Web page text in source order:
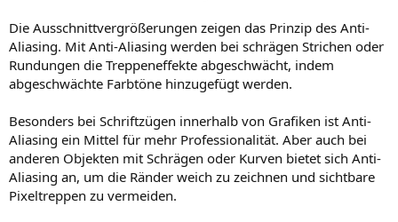
Die Ausschnittvergrößerungen zeigen das Prinzip des Anti-
Aliasing. Mit Anti-Aliasing werden bei schrägen Strichen oder
Rundungen die Treppeneffekte abgeschwächt, indem
abgeschwächte Farbtöne hinzugefügt werden.
Besonders bei Schriftzügen innerhalb von Grafiken ist Anti-
Aliasing ein Mittel für mehr Professionalität. Aber auch bei
anderen Objekten mit Schrägen oder Kurven bietet sich Anti-
Aliasing an, um die Ränder weich zu zeichnen und sichtbare
Pixeltreppen zu vermeiden.